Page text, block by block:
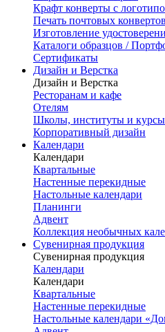
Крафт конверты с
Печать почтовых конвертов
Изготовление
Каталоги образцов /
Сертификаты
Дизайн и Верстка
Дизайн и Верстка
Ресторанам и кафе
Отелям
Школы, институты и курсы
Корпоративный дизайн
Календари
Календари
Квартальные
Настенные перекидные
Настольные календари
Планинги
Адвент
Коллекция необычных
Сувенирная продукция
Сувенирная продукция
Календари
Календари
Квартальные
Настенные перекидные
Настольные календари